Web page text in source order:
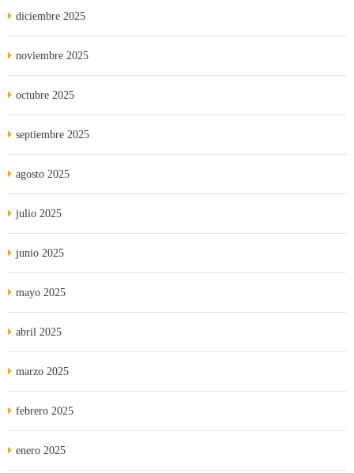
diciembre 2025
noviembre 2025
octubre 2025
septiembre 2025
agosto 2025
julio 2025
junio 2025
mayo 2025
abril 2025
marzo 2025
febrero 2025
enero 2025